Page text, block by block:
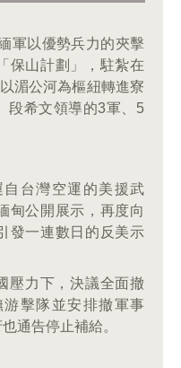
軍以優勢兵力的夾擊
保山計劃」，駐紮在
湄公河為樞紐轉進寮
段希文領導的3軍、5
台灣空運的美援武
甸公開展示，再度向
發一連數日的反美示
壓力下，決議全面撤
擊隊並安排撤軍事
通告停止補給。